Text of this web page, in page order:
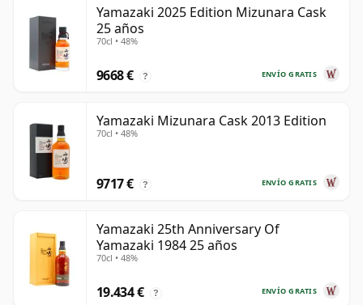
Yamazaki 2025 Edition Mizunara Cask
25 años
70cl • 48%
ENVÍO GRATIS
9668 € ?
Yamazaki Mizunara Cask 2013 Edition
70cl • 48%
ENVÍO GRATIS
9717 € ?
Yamazaki 25th Anniversary Of
Yamazaki 1984 25 años
70cl • 48%
ENVÍO GRATIS
19.434 € ?